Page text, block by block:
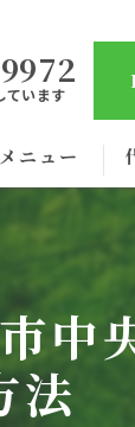
ています
メニュー
中
法